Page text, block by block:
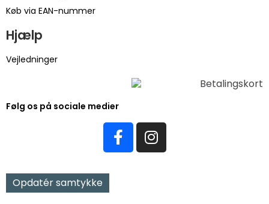
Køb via EAN-nummer
Hjælp
Vejledninger
Følg os på sociale medier
Opdatér samtykke